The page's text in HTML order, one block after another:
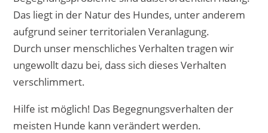
Das liegt in der Natur des Hundes, unter anderem
aufgrund seiner territorialen Veranlagung.
Durch unser menschliches Verhalten tragen wir
ungewollt dazu bei, dass sich dieses Verhalten
verschlimmert.
Hilfe ist möglich! Das Begegnungsverhalten der
meisten Hunde kann verändert werden.